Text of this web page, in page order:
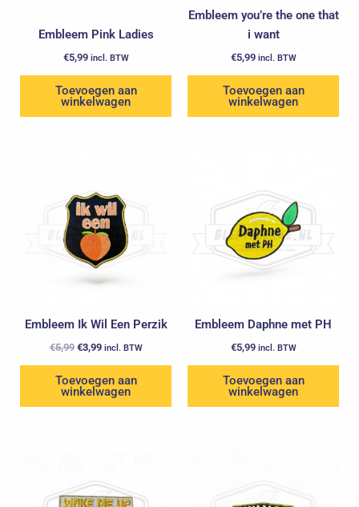
Embleem Pink Ladies
€5,99 incl. BTW
Toevoegen aan
winkelwagen
Embleem you’re the one that
i want
€5,99 incl. BTW
Toevoegen aan
winkelwagen
Embleem Ik Wil Een Perzik
€5,99
€5,99.
€3,99
€3,99.
incl. BTW
Toevoegen aan
winkelwagen
Embleem Daphne met PH
€5,99 incl. BTW
Toevoegen aan
winkelwagen